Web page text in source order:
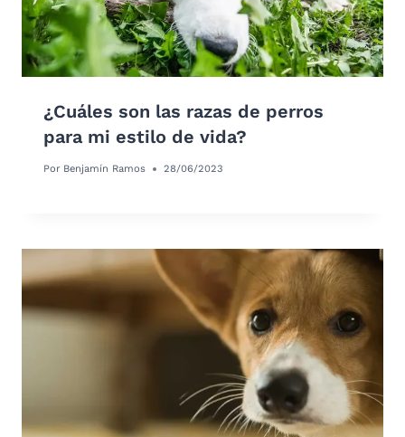
¿Cuáles son las razas de perros
para mi estilo de vida?
Por Benjamín Ramos 28/06/2023